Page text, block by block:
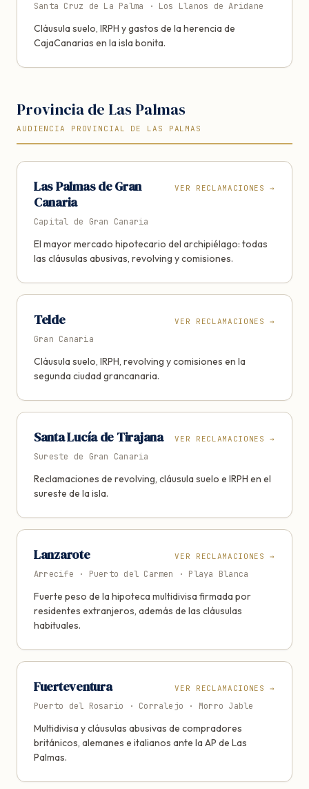
Santa Cruz de La Palma · Los Llanos de Aridane
Cláusula suelo, IRPH y gastos de la herencia de
CajaCanarias en la isla bonita.
Provincia de Las Palmas
AUDIENCIA PROVINCIAL DE LAS PALMAS
Las Palmas de Gran
Canaria
VER RECLAMACIONES→
Capital de Gran Canaria
El mayor mercado hipotecario del archipiélago: todas
las cláusulas abusivas, revolving y comisiones.
Telde VER RECLAMACIONES→
Gran Canaria
Cláusula suelo, IRPH, revolving y comisiones en la
segunda ciudad grancanaria.
Santa Lucía de Tirajana VER RECLAMACIONES→
Sureste de Gran Canaria
Reclamaciones de revolving, cláusula suelo e IRPH en el
sureste de la isla.
Lanzarote VER RECLAMACIONES→
Arrecife · Puerto del Carmen · Playa Blanca
Fuerte peso de la hipoteca multidivisa firmada por
residentes extranjeros, además de las cláusulas
habituales.
Fuerteventura VER RECLAMACIONES→
Puerto del Rosario · Corralejo · Morro Jable
Multidivisa y cláusulas abusivas de compradores
británicos, alemanes e italianos ante la AP de Las
Palmas.